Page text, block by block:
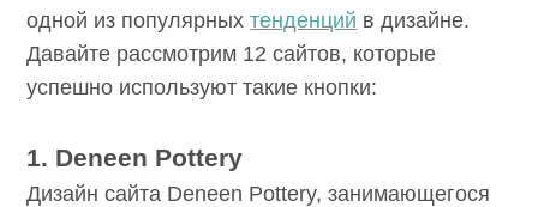
одной из популярныхтенденций в дизайне.
Давайте рассмотрим 12 сайтов, которые
успешно используют такие кнопки:
1. Deneen Pottery
Дизайн сайта Deneen Pottery, занимающегося